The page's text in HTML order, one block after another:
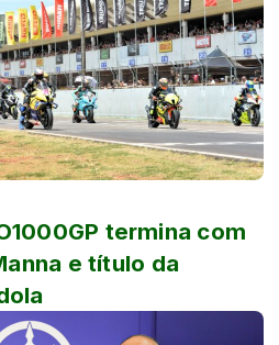
termina com
e título da